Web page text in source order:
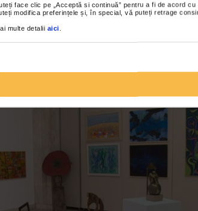
face clic pe „Acceptă si continuă” pentru a fi de acord
modifica preferințele și, în special, vă puteți retrage
multe detalii aici